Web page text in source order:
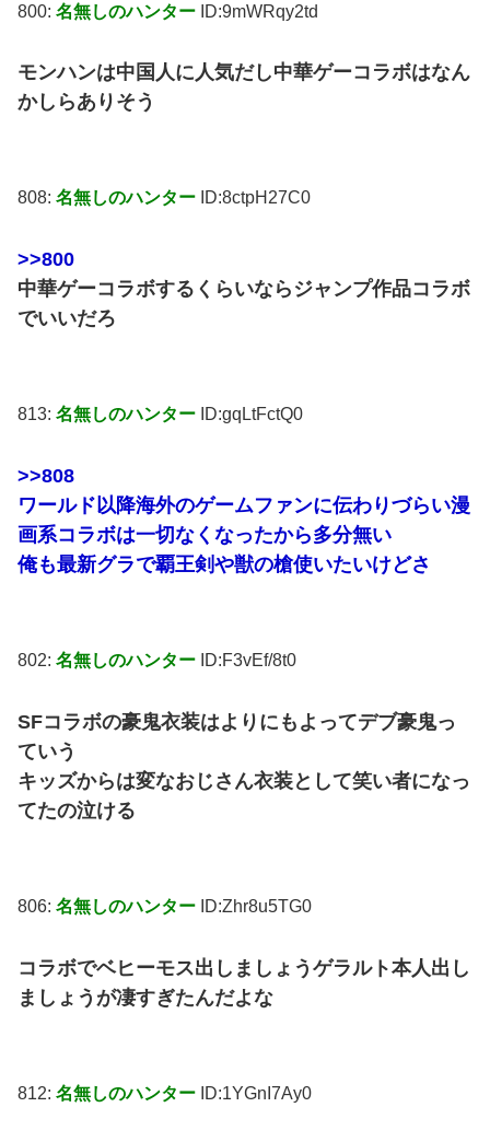
800: 名無しのハンター ID:9mWRqy2td
モンハンは中国人に人気だし中華ゲーコラボはなん
かしらありそう
808: 名無しのハンター ID:8ctpH27C0
>>800
中華ゲーコラボするくらいならジャンプ作品コラボ
でいいだろ
813: 名無しのハンター ID:gqLtFctQ0
>>808
ワールド以降海外のゲームファンに伝わりづらい漫
画系コラボは一切なくなったから多分無い
俺も最新グラで覇王剣や獣の槍使いたいけどさ
802: 名無しのハンター ID:F3vEf/8t0
SFコラボの豪鬼衣装はよりにもよってデブ豪鬼っ
ていう
キッズからは変なおじさん衣装として笑い者になっ
てたの泣ける
806: 名無しのハンター ID:Zhr8u5TG0
コラボでベヒーモス出しましょうゲラルト本人出し
ましょうが凄すぎたんだよな
812: 名無しのハンター ID:1YGnI7Ay0